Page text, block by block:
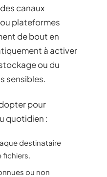
canaux
ou plateformes
de bout en
à activer
ou du
sensibles.
pour
quotidien :
destinataire
fichiers.
ou non